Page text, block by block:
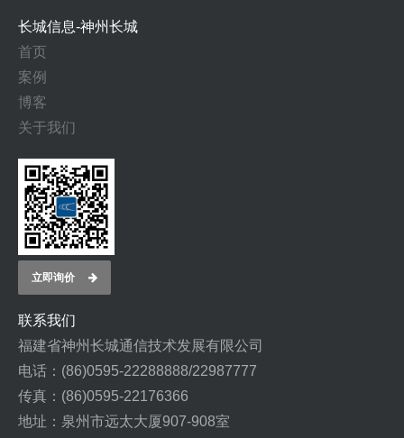
长城信息-神州长城
首页
案例
博客
关于我们
立即询价
联系我们
福建省神州长城通信技术发展有限公司
电话：(86)0595-22288888/22987777
传真：(86)0595-22176366
地址：泉州市远太大厦907-908室